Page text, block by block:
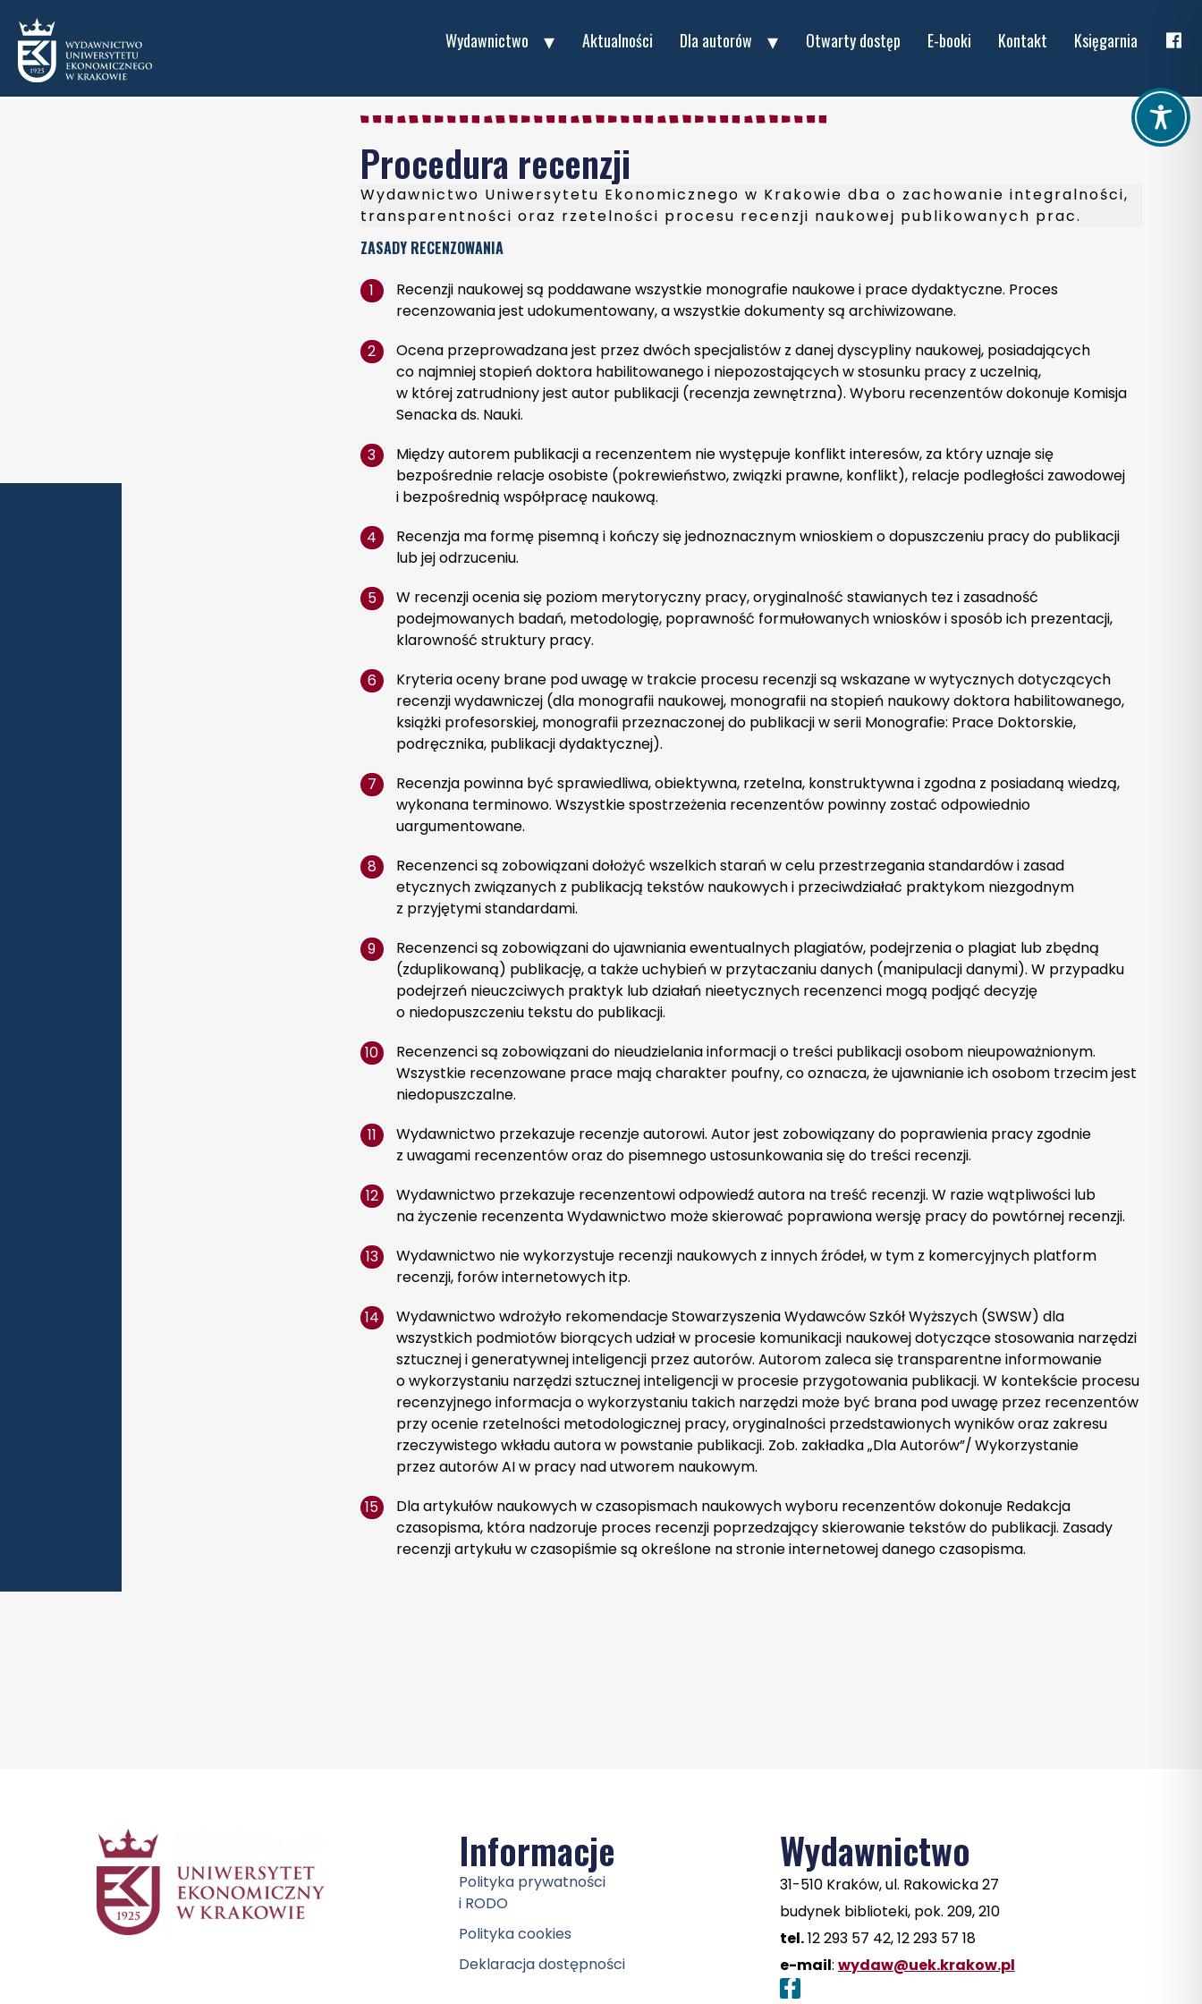
Wydawnictwo Aktualności Dla autorów Otwarty dostęp E-booki Kontakt Księgarnia
Procedura recenzji
Wydawnictwo Uniwersytetu Ekonomicznego w Krakowie dba o zachowanie integralności,
transparentności oraz rzetelności procesu recenzji naukowej publikowanych prac.
ZASADY RECENZOWANIA
Recenzji naukowej są poddawane wszystkie monografie naukowe i prace dydaktyczne. Proces
recenzowania jest udokumentowany, a wszystkie dokumenty są archiwizowane.
Ocena przeprowadzana jest przez dwóch specjalistów z danej dyscypliny naukowej, posiadających
co najmniej stopień doktora habilitowanego i niepozostających w stosunku pracy z uczelnią,
w której zatrudniony jest autor publikacji (recenzja zewnętrzna). Wyboru recenzentów dokonuje Komisja
Senacka ds. Nauki.
Między autorem publikacji a recenzentem nie występuje konflikt interesów, za który uznaje się
bezpośrednie relacje osobiste (pokrewieństwo, związki prawne, konflikt), relacje podległości zawodowej
i bezpośrednią współpracę naukową.
Recenzja ma formę pisemną i kończy się jednoznacznym wnioskiem o dopuszczeniu pracy do publikacji
lub jej odrzuceniu.
W recenzji ocenia się poziom merytoryczny pracy, oryginalność stawianych tez i zasadność
podejmowanych badań, metodologię, poprawność formułowanych wniosków i sposób ich prezentacji,
klarowność struktury pracy.
Kryteria oceny brane pod uwagę w trakcie procesu recenzji są wskazane w wytycznych dotyczących
recenzji wydawniczej (dla monografii naukowej, monografii na stopień naukowy doktora habilitowanego,
książki profesorskiej, monografii przeznaczonej do publikacji w serii Monografie: Prace Doktorskie,
podręcznika, publikacji dydaktycznej).
Recenzja powinna być sprawiedliwa, obiektywna, rzetelna, konstruktywna i zgodna z posiadaną wiedzą,
wykonana terminowo. Wszystkie spostrzeżenia recenzentów powinny zostać odpowiednio
uargumentowane.
Recenzenci są zobowiązani dołożyć wszelkich starań w celu przestrzegania standardów i zasad
etycznych związanych z publikacją tekstów naukowych i przeciwdziałać praktykom niezgodnym
z przyjętymi standardami.
Recenzenci są zobowiązani do ujawniania ewentualnych plagiatów, podejrzenia o plagiat lub zbędną
(zduplikowaną) publikację, a także uchybień w przytaczaniu danych (manipulacji danymi). W przypadku
podejrzeń nieuczciwych praktyk lub działań nieetycznych recenzenci mogą podjąć decyzję
o niedopuszczeniu tekstu do publikacji.
Recenzenci są zobowiązani do nieudzielania informacji o treści publikacji osobom nieupoważnionym.
Wszystkie recenzowane prace mają charakter poufny, co oznacza, że ujawnianie ich osobom trzecim jest
niedopuszczalne.
Wydawnictwo przekazuje recenzje autorowi. Autor jest zobowiązany do poprawienia pracy zgodnie
z uwagami recenzentów oraz do pisemnego ustosunkowania się do treści recenzji.
Wydawnictwo przekazuje recenzentowi odpowiedź autora na treść recenzji. W razie wątpliwości lub
na życzenie recenzenta Wydawnictwo może skierować poprawiona wersję pracy do powtórnej recenzji.
Wydawnictwo nie wykorzystuje recenzji naukowych z innych źródeł, w tym z komercyjnych platform
recenzji, forów internetowych itp.
Wydawnictwo wdrożyło rekomendacje Stowarzyszenia Wydawców Szkół Wyższych (SWSW) dla
wszystkich podmiotów biorących udział w procesie komunikacji naukowej dotyczące stosowania narzędzi
sztucznej i generatywnej inteligencji przez autorów. Autorom zaleca się transparentne informowanie
o wykorzystaniu narzędzi sztucznej inteligencji w procesie przygotowania publikacji. W kontekście procesu
recenzyjnego informacja o wykorzystaniu takich narzędzi może być brana pod uwagę przez recenzentów
przy ocenie rzetelności metodologicznej pracy, oryginalności przedstawionych wyników oraz zakresu
rzeczywistego wkładu autora w powstanie publikacji. Zob. zakładka „Dla Autorów”/Wykorzystanie
przez autorów AI w pracy nad utworem naukowym.
Dla artykułów naukowych w czasopismach naukowych wyboru recenzentów dokonuje Redakcja
czasopisma, która nadzoruje proces recenzji poprzedzający skierowanie tekstów do publikacji. Zasady
recenzji artykułu w czasopiśmie są określone na stronie internetowej danego czasopisma.
Informacje
Polityka prywatności
i RODO
Polityka cookies
Deklaracja dostępności
Wydawnictwo
31-510 Kraków, ul. Rakowicka 27
budynek biblioteki, pok. 209, 210
tel.12 293 57 42, 12 293 57 18
e-mail: wydaw@uek.krakow.pl